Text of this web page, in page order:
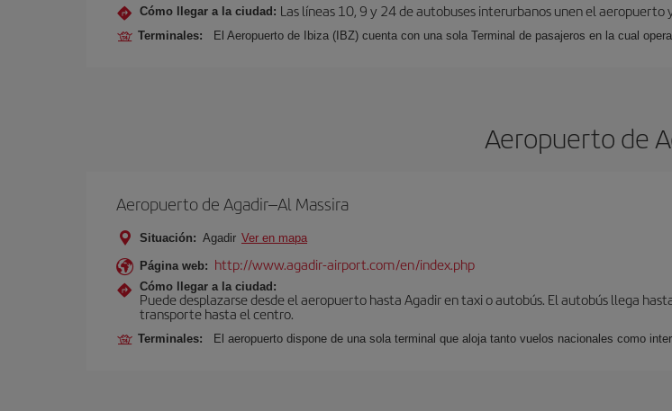
Cómo llegar a la ciudad: Las líneas 10, 9 y 24 de autobuses interurbanos unen el aeropuerto
Terminales: El Aeropuerto de Ibiza (IBZ) cuenta con una sola Terminal de pasajeros en la cual
Aeropuerto de
Aeropuerto de Agadir–Al Massira
Situación: Agadir Ver en mapa
Página web: http://www.agadir-airport.com/en/index.php
Cómo llegar a la ciudad:
Puede desplazarse desde el aeropuerto hasta Agadir en taxi o autobús. El autobús llega
transporte hasta el centro.
Terminales: El aeropuerto dispone de una sola terminal que aloja tanto vuelos nacionales como